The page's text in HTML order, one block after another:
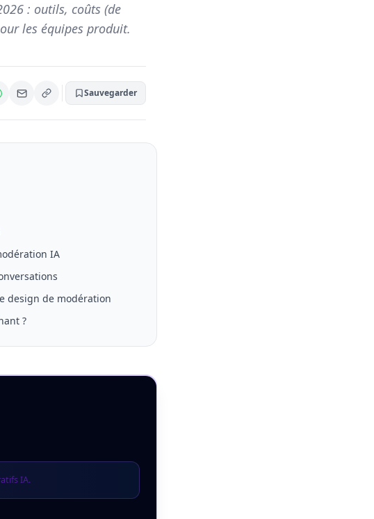
: outils, coûts (de
les équipes produit.
Sauvegarder
IA
design de modération
?
IA.